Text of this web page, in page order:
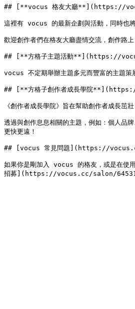
## [**vocus 格友大廳**](https://
這裡有 vocus 的最新企劃與活動，同時也將
歡迎創作者們在格友大廳盡情交流，創作路上
## [**方格子主題活動**](https://
vocus 不定期舉辦主題多元而豐富的主題策
## [**方格子創作者成長學院
《創作者成長學院》旨在幫助創作者成長茁
透過與創作息息相關的主題，例如：個人品
更快更遠！
## [vocus 常見問題](https://
如果你是剛加入 vocus 的格友，或是在